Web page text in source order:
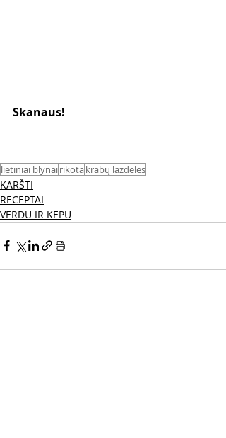
Skanaus!
lietiniai blynairikotakrabų lazdelės
KARŠTI
RECEPTAI
VERDU IR KEPU